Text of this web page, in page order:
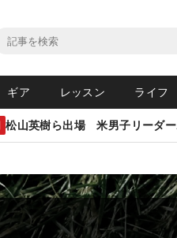
ギア レッスン ライフ
松山英樹ら出場 米男子リーダ